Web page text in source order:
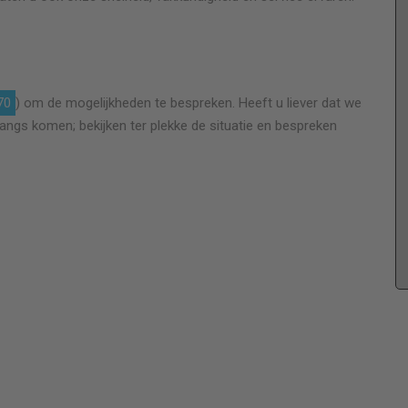
) om de mogelijkheden te bespreken. Heeft u liever dat we
komen; bekijken ter plekke de situatie en bespreken
Super team van offerte tot oplevering top. Ze
staan voor je klaar werken netjes zijn gezellig. Je